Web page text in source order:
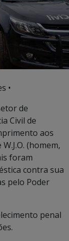
•
de
Civil de
aos
(homem,
foram
contra sua
pelo Poder
penal